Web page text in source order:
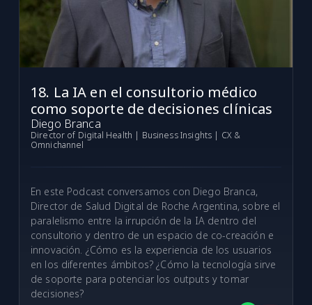
18. La IA en el consultorio médico
como soporte de decisiones clínicas
Diego Branca
Director of Digital Health | Business Insights | CX &
Omnichannel
En este Podcast conversamos con Diego Branca,
Director de Salud Digital de Roche Argentina, sobre el
paralelismo entre la irrupción de la IA dentro del
consultorio y dentro de un espacio de co-creación e
innovación. ¿Cómo es la experiencia de los usuarios
en los diferentes ámbitos? ¿Cómo la tecnología sirve
de soporte para potenciar los outputs y tomar
decisiones?